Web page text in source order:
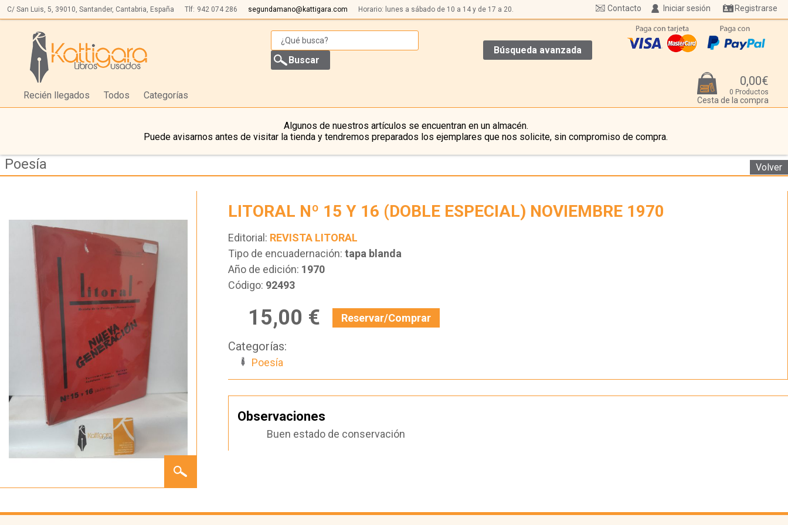
C/ San Luis, 5, 39010, Santander, Cantabria, España Tlf: 942 074 286 segundamano@kattigara.com Horario: lunes a sábado de 10 a 14 y de 17 a 20. Iniciar sesión Registrarse
Contacto
Búsqueda avanzada
Recién llegados Todos Categorías
0,00€
0 Productos
Cesta de la compra
Algunos de nuestros artículos se encuentran en un almacén.
Puede avisarnos antes de visitar la tienda y tendremos preparados los ejemplares que nos solicite, sin compromiso de compra.
Poesía Volver
Nº 15 Y
NOVIEMBRE
LITORAL Nº 15 Y 16 (DOBLE ESPECIAL) NOVIEMBRE 1970
Editorial: REVISTA LITORAL
Tipo de encuadernación: tapa blanda
Año de edición: 1970
Código: 92493
15,00 € Reservar/Comprar
Categorías:
Poesía
Observaciones
Buen estado de conservación